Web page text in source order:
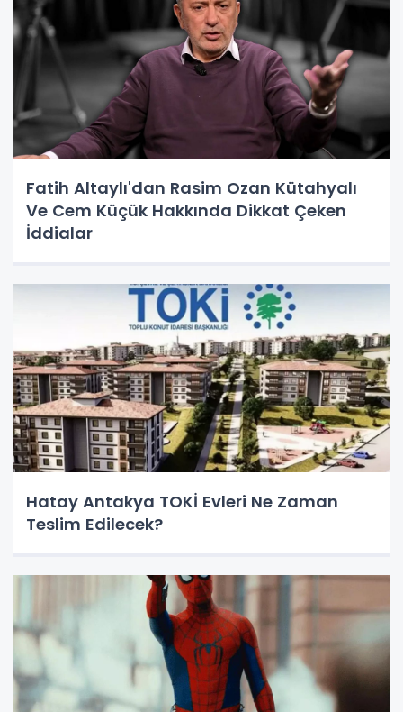
Fatih Altaylı'dan Rasim Ozan Kütahyalı
Ve Cem Küçük Hakkında Dikkat Çeken
İddialar
Hatay Antakya TOKİ Evleri Ne Zaman
Teslim Edilecek?